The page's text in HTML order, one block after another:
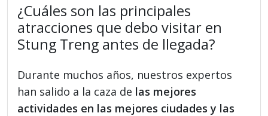
¿Cuáles son las principales
atracciones que debo visitar en
Stung Treng antes de llegada?
Durante muchos años, nuestros expertos
han salido a la caza de las mejores
actividades en las mejores ciudades y las